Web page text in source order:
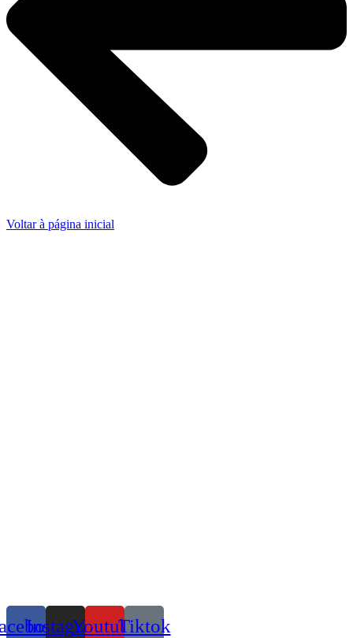
Voltar à página inicial
InstagramYoutubeTiktok